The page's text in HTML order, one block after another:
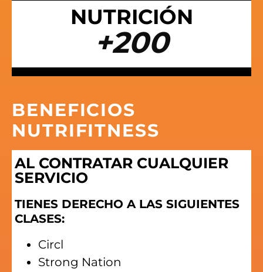
NUTRICIÓN
+200
BENEFICIOS
NUTRIFITNESS
AL CONTRATAR CUALQUIER
SERVICIO
TIENES DERECHO A LAS SIGUIENTES
CLASES:
Circl
Strong Nation